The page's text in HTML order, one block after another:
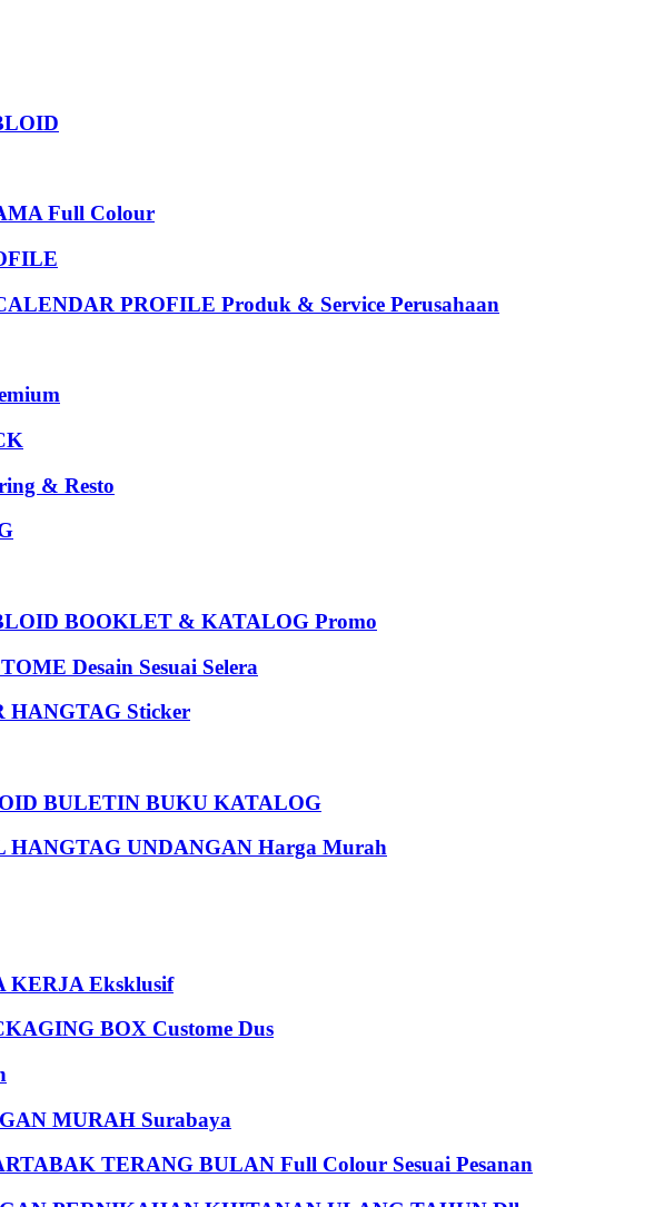
Full Colour
PROFILE Produk & Service Perusahaan
& Resto
BOOKLET & KATALOG Promo
Desain Sesuai Selera
Sticker
BULETIN BUKU KATALOG
UNDANGAN Harga Murah
KERJA Eksklusif
BOX Custome Dus
MURAH Surabaya
TERANG BULAN Full Colour Sesuai Pesanan